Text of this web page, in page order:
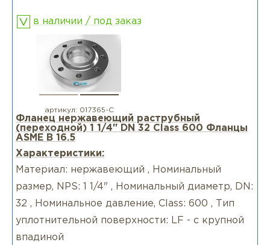
в наличии / под заказ
артикул: 017365-С
Фланец нержавеющий раструбный
(переходной) 1 1/4" DN 32 Class 600 Фланцы
ASME B 16.5
Характеристики:
Материал: нержавеющий , Номинальный
размер, NPS: 1 1/4" , Номинальный диаметр, DN:
32 , Номинальное давление, Class: 600 , Тип
уплотнительной поверхности: LF - с крупной
впадиной